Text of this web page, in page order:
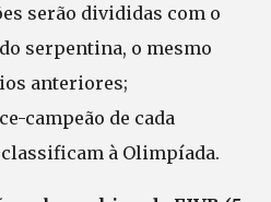
serão divididas com o
serpentina, o mesmo
anteriores;
campeão de cada
à Olimpíada.